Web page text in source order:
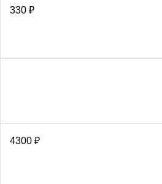
330 ₽
4300 ₽